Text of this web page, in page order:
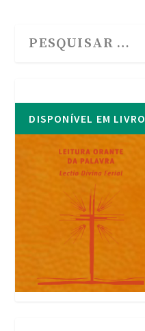
DISPONÍVEL EM LIVRO